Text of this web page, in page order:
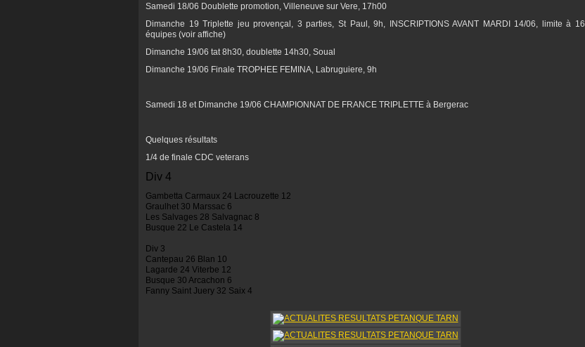
Samedi 18/06 Doublette promotion, Villeneuve sur Vere, 17h00
Dimanche 19 Triplette jeu provençal, 3 parties, St Paul, 9h, INSCRIPTIONS AVANT MARDI 14/06, limite à 16
équipes (voir affiche)
Dimanche 19/06 tat 8h30, doublette 14h30, Soual
Dimanche 19/06 Finale TROPHEE FEMINA, Labruguiere, 9h
Samedi 18 et Dimanche 19/06 CHAMPIONNAT DE FRANCE TRIPLETTE à Bergerac
Quelques résultats
1/4 de finale CDC veterans
Div 4
Gambetta Carmaux 24 Lacrouzette 12
Graulhet 30 Marssac 6
Les Salvages 28 Salvagnac 8
Busque 22 Le Castela 14
Div 3
Cantepau 26 Blan 10
Lagarde 24 Viterbe 12
Busque 30 Arcachon 6
Fanny Saint Juery 32 Saix 4